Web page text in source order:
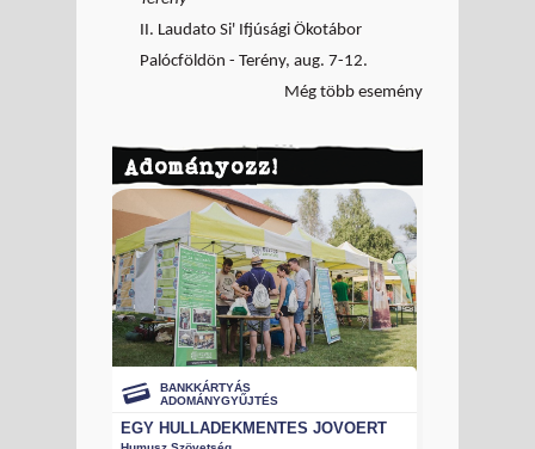
II. Laudato Si' Ifjúsági Ökotábor
Palócföldön - Terény, aug. 7-12.
Még több esemény
Adományozz!